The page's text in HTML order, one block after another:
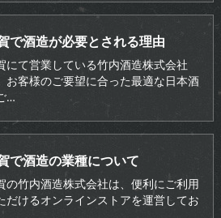
で酒造が必要とされる理由
にて営業している竹内酒造株式会社
お客様のご要望に合った最適な日本酒
…
で酒造の業種について
の竹内酒造株式会社は、便利にご利用
だけるオンラインストアを運営してお